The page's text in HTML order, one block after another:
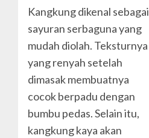
Kangkung dikenal sebagai
sayuran serbaguna yang
mudah diolah. Teksturnya
yang renyah setelah
dimasak membuatnya
cocok berpadu dengan
bumbu pedas. Selain itu,
kangkung kaya akan